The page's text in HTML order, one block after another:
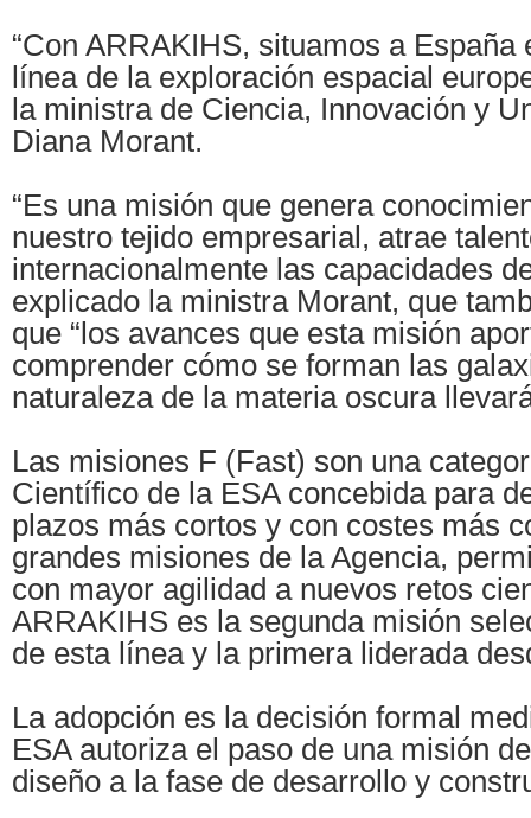
“Con ARRAKIHS, situamos a España
línea de la exploración espacial
la ministra de Ciencia, Innovación y
Diana Morant.
“Es una misión que genera
nuestro tejido empresarial, atrae
internacionalmente las capacidades
explicado la ministra Morant, que
que “los avances que esta misión
comprender cómo se forman las
naturaleza de la materia oscura
Las misiones F (Fast) son una
Científico de la ESA concebida para
plazos más cortos y con costes más
grandes misiones de la Agencia,
con mayor agilidad a nuevos retos
ARRAKIHS es la segunda misión
de esta línea y la primera liderada
La adopción es la decisión formal
ESA autoriza el paso de una misión
diseño a la fase de desarrollo y